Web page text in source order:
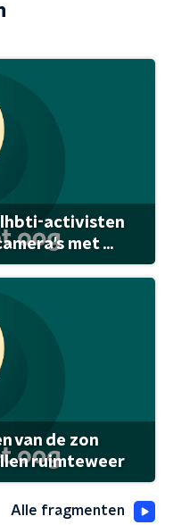
lhbti-activisten
met ...
van de zon
ruimteweer
Alle fragmenten